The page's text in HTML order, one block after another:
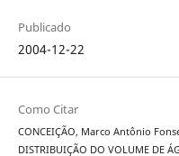
Publicado
2004-12-22
Como Citar
CONCEIÇÃO, Marco Antônio
DISTRIBUIÇÃO DO VOLUME DE